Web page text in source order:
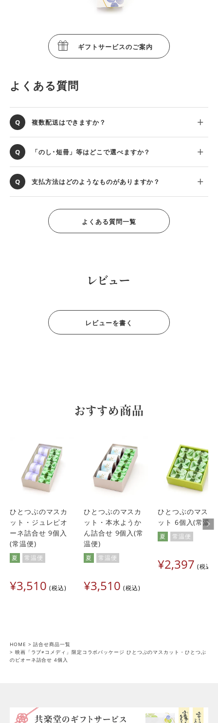
ギフトサービスのご案内
よくある質問
複数配送はできますか？
「のし･短冊」等はどこで選べますか？
支払方法はどのようなものがありますか？
よくある質問一覧
レビュー
レビューを書く
おすすめ商品
ひとつぶのマスカ
ット・ジュレピオ
ーネ詰合せ 9個入
(常温便)
夏 常温便
¥3,510 税込
ひとつぶのマスカ
ット・本水ようか
ん詰合せ 9個入(常
温便)
夏 常温便
¥3,510 税込
ひとつぶのマスカ
ット 6個入(常温
夏 常温便
¥2,397 税込
HOME
詰合せ商品一覧
映画「ラブ≠コメディ」限定コラボパッケージ ひとつぶのマスカット・ひとつぶ
のピオーネ詰合せ 4個入